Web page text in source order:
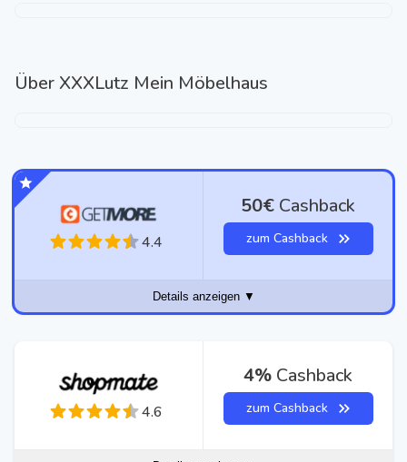
Über XXXLutz Mein Möbelhaus
4.4
Details anzeigen ▼
50€ Cashback
zum Cashback
4.6
4% Cashback
zum Cashback